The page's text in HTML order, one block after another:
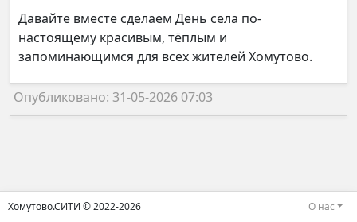
Давайте вместе сделаем День села по-
настоящему красивым, тёплым и
запоминающимся для всех жителей Хомутово.
Опубликовано: 31-05-2026 07:03
Хомутово.СИТИ © 2022-2026 О нас